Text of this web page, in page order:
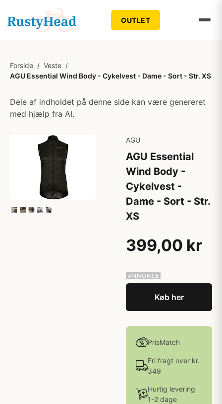
OUTLET
Forside / Veste /
AGU Essential Wind Body - Cykelvest - Dame - Sort - Str. XS
Dele af indholdet på denne side kan være genereret
med hjælp fra AI.
AGU
AGU Essential
Wind Body -
Cykelvest -
Dame - Sort - Str.
XS
399,00 kr
Køb her
PrisMatch
Fri fragt over kr.
349
Hurtig levering
1-2 dage